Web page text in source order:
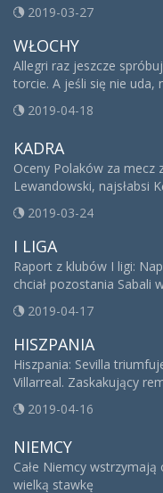
2019-03-27
WŁOCHY
Allegri raz jeszcze
torcie. A jeśli się nie uda,
2019-04-18
KADRA
Oceny Polaków za mecz
Lewandowski, najsłabsi
2019-03-24
I LIGA
Raport z klubów I ligi:
chciał pozostania Sabali
2019-04-17
HISZPANIA
Hiszpania: Sevilla
Villarreal. Zaskakujący
2019-04-16
NIEMCY
Całe Niemcy wstrzymają
wielką stawkę